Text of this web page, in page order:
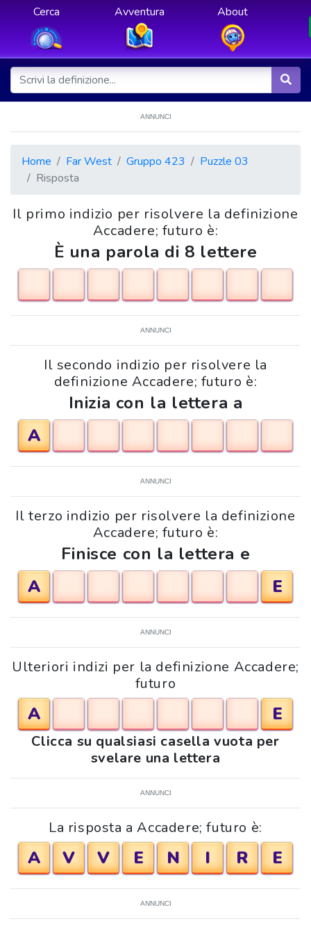
Cerca Avventura About
ANNUNCI
Home Far West Gruppo 423
Puzzle 03
Risposta
Il primo indizio per risolvere la definizione
Accadere; futuro è:
È una parola di 8 lettere
ANNUNCI
Il secondo indizio per risolvere la
definizione Accadere; futuro è:
Inizia con la lettera a
A
ANNUNCI
Il terzo indizio per risolvere la definizione
Accadere; futuro è:
Finisce con la lettera e
A
E
ANNUNCI
Ulteriori indizi per la definizione Accadere;
futuro
A E
Clicca su qualsiasi casella vuota per
svelare una lettera
ANNUNCI
La risposta a Accadere; futuro è:
A V V E N I R E
ANNUNCI